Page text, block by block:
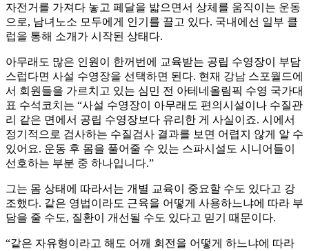
자전거를 가져다 놓고 페달을 밟으면서 상체를 움직이는 운동
으로, 남녀노소 모두에게 인기를 끌고 있다. 국내에선 일부 클
럽을 통해 소개가 시작된 상태다.
아무래도 많은 인원이 한꺼번에 교육받는 공립 수영장이 부담
스럽다면 사설 수영장을 선택하면 된다. 현재 강남 스포월드에
서 회원들을 가르치고 있는 심민 전 아테네올림픽 수영 국가대
표 수석코치는 “사설 수영장이 아무래도 편의시설이나 수질관
리 같은 면에서 공립 수영장보다 유리한 게 사실이죠. 시에서
정기적으로 검사하는 수질검사 결과를 보면 어렵지 않게 알 수
있어요. 운동 후 몸을 풀어줄 수 있는 스파시설도 시니어들이
선호하는 부분 중 하나입니다.”
그는 몸 상태에 따라서는 개별 교육이 중요할 수도 있다고 강
조했다. 같은 영법이라도 근육을 어떻게 사용하느냐에 따라 부
담을 줄 수도, 질환이 개선될 수도 있다고 믿기 때문이다.
“같은 자유형이라고 해도 어깨 회전을 어떻게 하느냐에 따라